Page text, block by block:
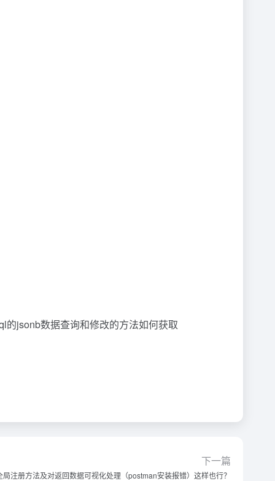
的jsonb数据查询和修改的方法如何获取
下一篇
注册方法及对返回数据可视化处理（postman安装报错）这样也行？